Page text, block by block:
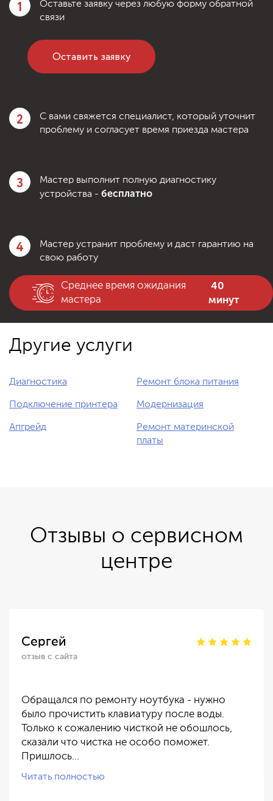
Другие услуги
Диагностика Ремонт блока питания
Подключение принтера Модернизация
Апгрейд
Ремонт материнской
платы
1
Оставьте заявку через любую форму обратной
связи
Оставить заявку
2
С вами свяжется специалист, который уточнит
проблему и согласует время приезда мастера
3
Мастер выполнит полную диагностику
устройства - бесплатно
4
Мастер устранит проблему и даст гарантию на
свою работу
Среднее время ожидания
мастера
40
минут
Отзывы о сервисном
центре
Сергей
отзыв с сайта
Обращался по ремонту ноутбука - нужно
было прочистить клавиатуру после воды.
Только к сожалению чисткой не обошлось,
сказали что чистка не особо поможет.
Пришлось…
Читать полностью